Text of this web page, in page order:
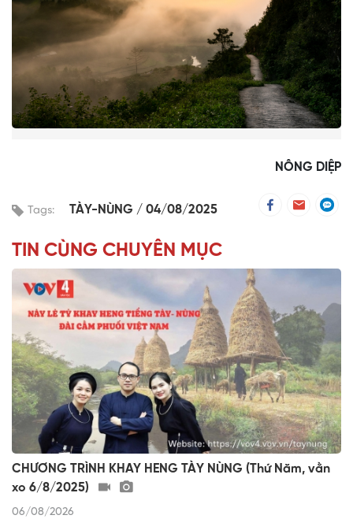
NÔNG DIỆP
Tags: TÀY-NÙNG 04/08/2025
TIN CÙNG CHUYÊN MỤC
CHƯƠNG TRÌNH KHAY HENG TÀY NÙNG (Thứ Năm, vằn
xo 6/8/2025)
06/08/2026